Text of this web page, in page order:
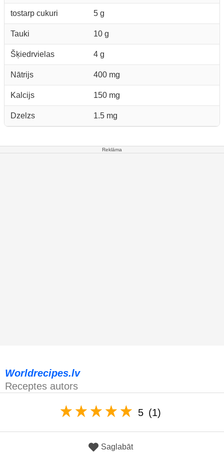
tostarp cukuri 5 g
Tauki 10 g
Šķiedrvielas 4 g
Nātrijs 400 mg
Kalcijs 150 mg
Dzelzs 1.5 mg
Reklāma
Worldrecipes.lv
Receptes autors
5 (1)
Saglabāt